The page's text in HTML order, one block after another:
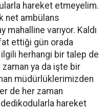
hareket etmeyelim.
net ambülans
mahalline varıyor. Kaldı
ettiği gün orada
herhangi bir talep de
ya da işte bir
müdürlüklerimizden
de her zaman
dedikodularla hareket